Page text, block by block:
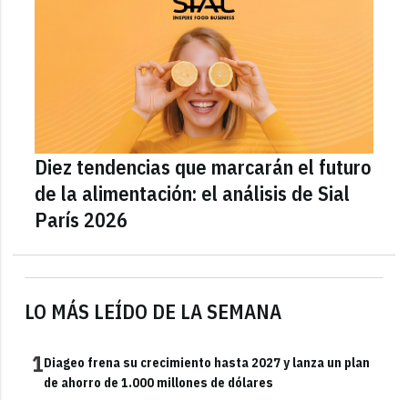
LO MÁS LEÍDO DE LA SEMANA
1Diageo frena su crecimiento hasta 2027 y lanza un plan
de ahorro de 1.000 millones de dólares
Diez tendencias que marcarán el futuro
de la alimentación: el análisis de Sial
París 2026